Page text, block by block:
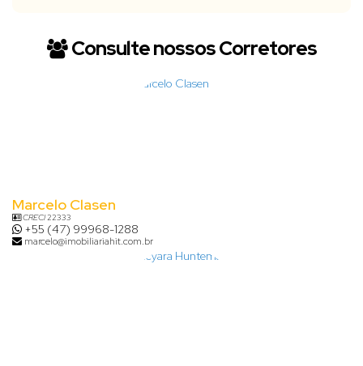
Consulte nossos Corretores
Marcelo Clasen
CRECI22333
+55 (47) 99968-1288
marcelo@imobiliariahit.com.br